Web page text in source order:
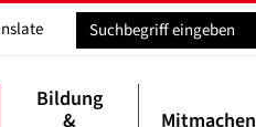
Bildung
&
Mitmachen